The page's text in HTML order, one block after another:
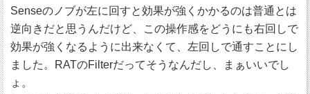
Senseのノブが左に回すと効果が強くかかるのは普通とは
逆向きだと思うんだけど、この操作感をどうにも右回しで
効果が強くなるように出来なくて、左回しで通すことにし
ました。RATのFilterだってそうなんだし、まぁいいでし
ょ。